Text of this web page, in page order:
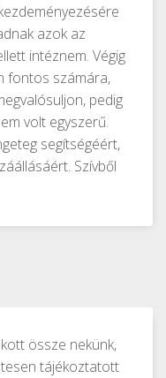
azok az
intéznem. Végig
fontos számára,
pedig
volt egyszerű.
segítségéért,
Szívből
össze nekünk,
tájékoztatott